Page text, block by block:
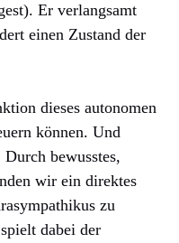
Er verlangsamt
einen Zustand der
dieses autonomen
können. Und
bewusstes,
wir ein direktes
zu
dabei der